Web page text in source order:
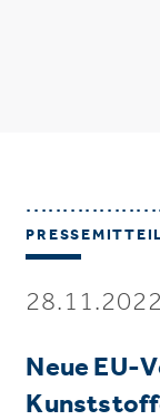
28.11.2022
Neue EU-